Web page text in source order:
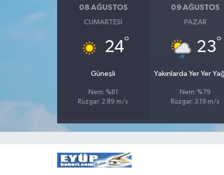
08 AĞUSTOS
CUMARTESI
24°
Güneşli
Nem: %81
Rüzgar: 2.89 m/s
09 AĞUSTOS
PAZAR
23°
Yakınlarda Yer Yer
Nem: %79
Rüzgar: 3.19 m/s